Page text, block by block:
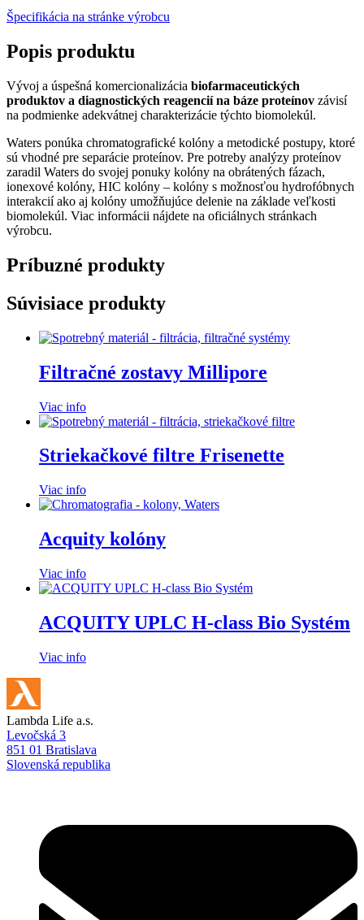
Špecifikácia na stránke výrobcu
Popis produktu
Vývoj a úspešná komercionalizácia biofarmaceutických
produktov a diagnostických reagencií na báze proteínov závisí
na podmienke adekvátnej charakterizácie týchto biomolekúl.
Waters ponúka chromatografické kolóny a metodické postupy, ktoré
sú vhodné pre separácie proteínov. Pre potreby analýzy proteínov
zaradil Waters do svojej ponuky kolóny na obrátených fázach,
ionexové kolóny, HIC kolóny – kolóny s možnosťou hydrofóbnych
interakcií ako aj kolóny umožňujúce delenie na základe veľkosti
biomolekúl. Viac informácii nájdete na oficiálnych stránkach
výrobcu.
Príbuzné produkty
Súvisiace produkty
Filtračné zostavy Millipore
Viac info
Striekačkové filtre Frisenette
Viac info
Acquity kolóny
Viac info
ACQUITY UPLC H-class Bio Systém
Viac info
Lambda Life a.s.
Levočská 3
851 01 Bratislava
Slovenská republika